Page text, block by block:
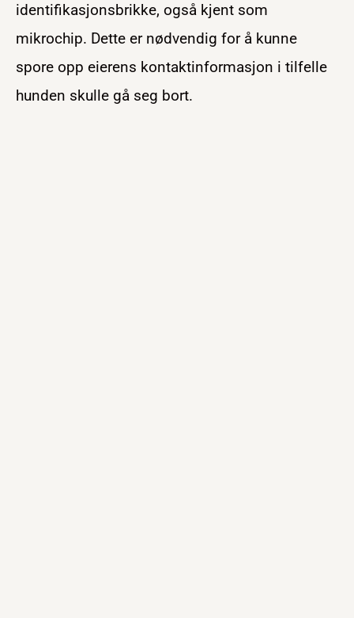
identifikasjonsbrikke, også kjent som
mikrochip. Dette er nødvendig for å kunne
spore opp eierens kontaktinformasjon i tilfelle
hunden skulle gå seg bort.